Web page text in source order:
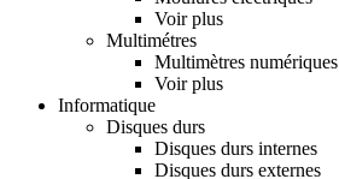
Voir plus
Multimétres
Multimètres numériques
Voir plus
Informatique
Disques durs
Disques durs internes
Disques durs externes